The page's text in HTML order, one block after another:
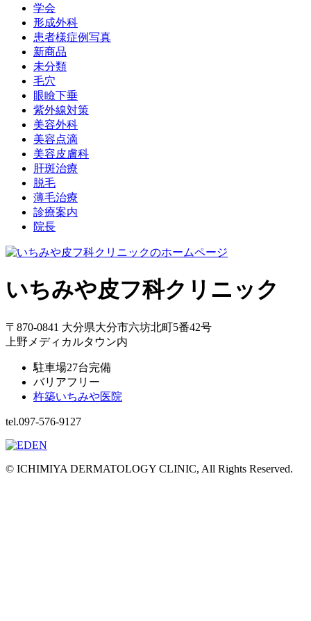
学会
形成外科
患者様症例写真
新商品
未分類
毛穴
眼瞼下垂
紫外線対策
美容外科
美容点滴
美容皮膚科
肝斑治療
脱毛
薄毛治療
診療案内
院長
いちみや皮フ科クリニック
〒870-0841 大分県大分市六坊北町5番42号
上野メディカルタウン内
駐車場27台完備
バリアフリー
杵築いちみや医院
tel.097-576-9127
© ICHIMIYA DERMATOLOGY CLINIC, All Rights Reserved.